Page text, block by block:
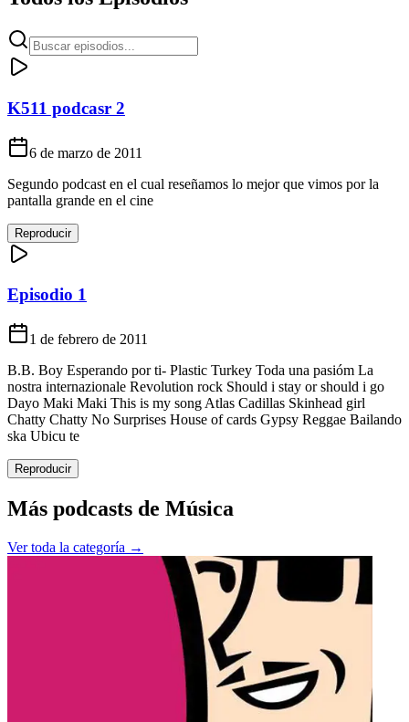
K511 podcasr 2
6 de marzo de 2011
Segundo podcast en el cual reseñamos lo mejor que vimos por la
pantalla grande en el cine
Reproducir
Episodio 1
1 de febrero de 2011
B.B. Boy Esperando por ti- Plastic Turkey Toda una pasióm La
nostra internazionale Revolution rock Should i stay or should i go
Dayo Maki Maki This is my song Atlas Cadillas Skinhead girl
Chatty Chatty No Surprises House of cards Gypsy Reggae Bailando
ska Ubicu te
Reproducir
Más podcasts de Música
Ver toda la categoría →